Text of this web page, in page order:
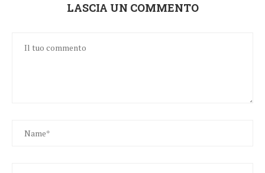
LASCIA UN COMMENTO